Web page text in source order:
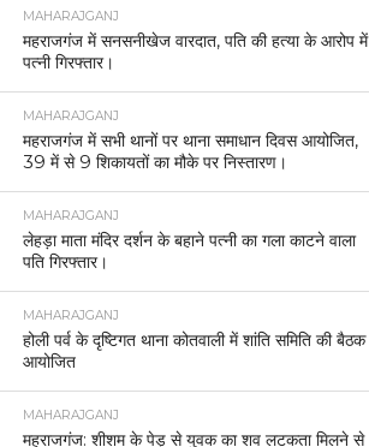
MAHARAJGANJ
महराजगंज में सनसनीखेज वारदात, पति की हत्या के आरोप में
पत्नी गिरफ्तार।
MAHARAJGANJ
महराजगंज में सभी थानों पर थाना समाधान दिवस आयोजित,
39 में से 9 शिकायतों का मौके पर निस्तारण।
MAHARAJGANJ
लेहड़ा माता मंदिर दर्शन के बहाने पत्नी का गला काटने वाला
पति गिरफ्तार।
MAHARAJGANJ
होली पर्व के दृष्टिगत थाना कोतवाली में शांति समिति की बैठक
आयोजित
MAHARAJGANJ
महराजगंज: शीशम के पेड़ से युवक का शव लटकता मिलने से